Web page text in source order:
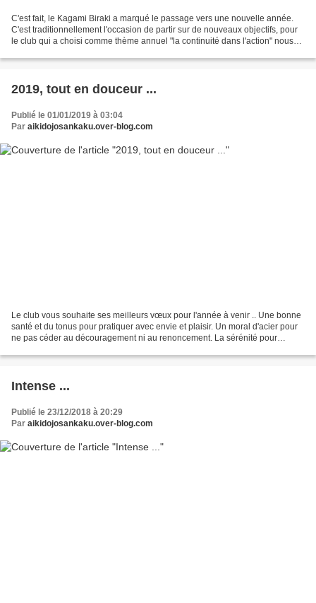
C'est fait, le Kagami Biraki a marqué le passage vers une nouvelle année.
C'est traditionnellement l'occasion de partir sur de nouveaux objectifs, pour
le club qui a choisi comme thème annuel "la continuité dans l'action" nous
2019, tout en douceur ...
Publié le 01/01/2019 à 03:04
Par aikidojosankaku.over-blog.com
Le club vous souhaite ses meilleurs vœux pour l'année à venir .. Une bonne
santé et du tonus pour pratiquer avec envie et plaisir. Un moral d'acier pour
ne pas céder au découragement ni au renoncement. La sérénité pour
Intense ...
Publié le 23/12/2018 à 20:29
Par aikidojosankaku.over-blog.com